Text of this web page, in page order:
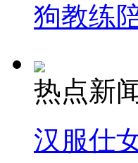
狗教练
热点新
汉服仕